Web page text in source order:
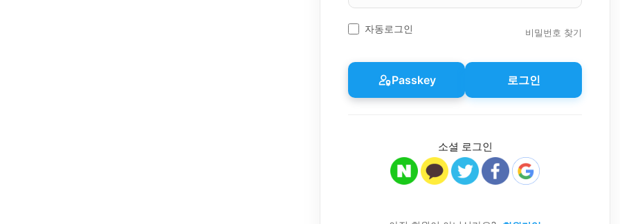
번
호
자동로그인 비밀번호 찾기
Passkey 로그인
소셜 로그인